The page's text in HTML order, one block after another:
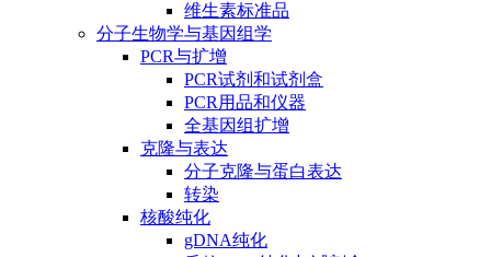
维生素标准品
分子生物学与基因组学
PCR与扩增
PCR试剂和试剂盒
PCR用品和仪器
全基因组扩增
克隆与表达
分子克隆与蛋白表达
转染
核酸纯化
gDNA纯化